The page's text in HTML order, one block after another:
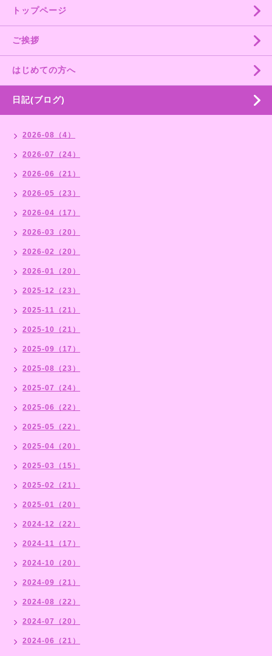
トップページ
ご挨拶
はじめての方へ
日記(ブログ)
2026-08（4）
2026-07（24）
2026-06（21）
2026-05（23）
2026-04（17）
2026-03（20）
2026-02（20）
2026-01（20）
2025-12（23）
2025-11（21）
2025-10（21）
2025-09（17）
2025-08（23）
2025-07（24）
2025-06（22）
2025-05（22）
2025-04（20）
2025-03（15）
2025-02（21）
2025-01（20）
2024-12（22）
2024-11（17）
2024-10（20）
2024-09（21）
2024-08（22）
2024-07（20）
2024-06（21）